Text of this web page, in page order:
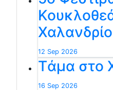
12 Sep 2026
Tάμα στο
16 Sep 2026